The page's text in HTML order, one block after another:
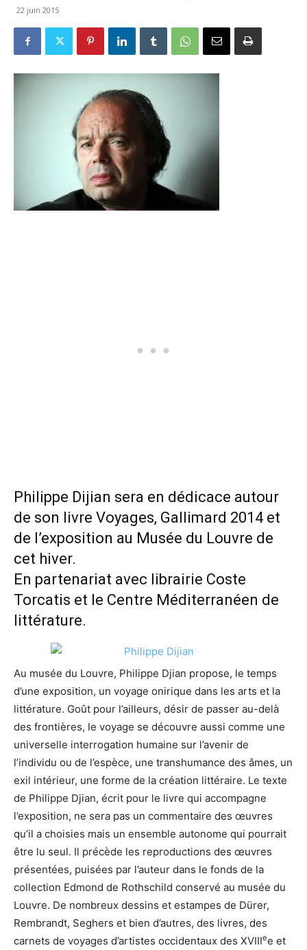
22 juin 2015
Philippe Dijian sera en dédicace autour
de son livre Voyages, Gallimard 2014 et
de l’exposition au Musée du Louvre de
cet hiver.
En partenariat avec librairie Coste
Torcatis et le Centre Méditerranéen de
littérature.
Au musée du Louvre, Philippe Djian propose, le temps
d’une exposition, un voyage onirique dans les arts et la
littérature. Goût pour l’ailleurs, désir de passer au-delà
des frontières, le voyage se découvre aussi comme une
universelle interrogation humaine sur l’avenir de
l’individu ou de l’espèce, une transhumance des âmes, un
exil intérieur, une forme de la création littéraire. Le texte
de Philippe Djian, écrit pour le livre qui accompagne
l’exposition, ne sera pas un commentaire des œuvres
qu’il a choisies mais un ensemble autonome qui pourrait
être lu seul. Il précède les reproductions des œuvres
présentées, puisées par l’auteur dans le fonds de la
collection Edmond de Rothschild conservé au musée du
Louvre. De nombreux dessins et estampes de Dürer,
Rembrandt, Seghers et bien d’autres, des livres, des
carnets de voyages d’artistes occidentaux des XVIIIee et